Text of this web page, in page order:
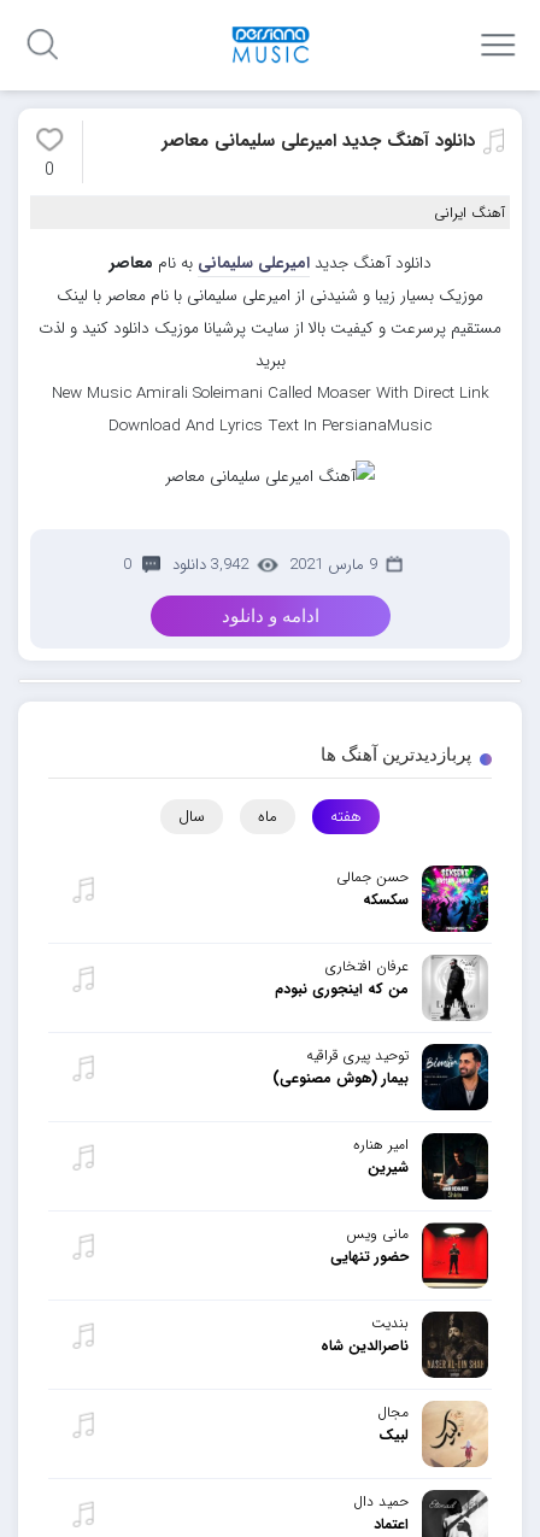
دانلود آهنگ جدید امیرعلی سلیمانی معاصر
0
آهنگ ایرانی
دانلود آهنگ جدیدامیرعلی سلیمانی به نام معاصر
موزیک بسیار زیبا و شنیدنی از امیرعلی سلیمانی با نام معاصر با لینک
مستقیم پرسرعت و کیفیت بالا از سایت پرشیانا موزیک دانلود کنید و لذت
ببرید
New Music Amirali Soleimani Called Moaser With Direct Link
Download And Lyrics Text In PersianaMusic
9 مارس 2021 3,942 دانلود 0
ادامه و دانلود
پربازدیدترین آهنگ ها
هفته ماه سال
حسن جمالی
سکسکه
عرفان افتخاری
من که اینجوری نبودم
توحید پیری قراقیه
بیمار (هوش مصنوعی)
امیر هناره
شیرین
مانی ویس
حضور تنهایی
بندیت
ناصرالدین شاه
مجال
لبیک
حمید دال
اعتماد